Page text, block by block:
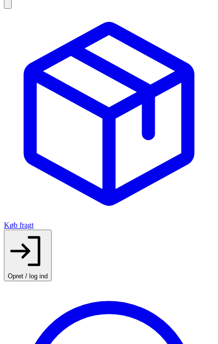
Køb fragt
Opret / log ind